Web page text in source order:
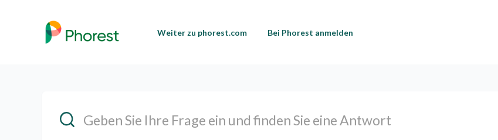
Weiter zu phorest.com Bei Phorest anmelden